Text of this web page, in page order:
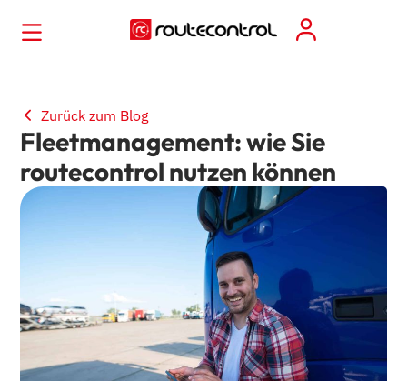
Zurück zum Blog
Fleetmanagement: wie Sie
routecontrol nutzen können